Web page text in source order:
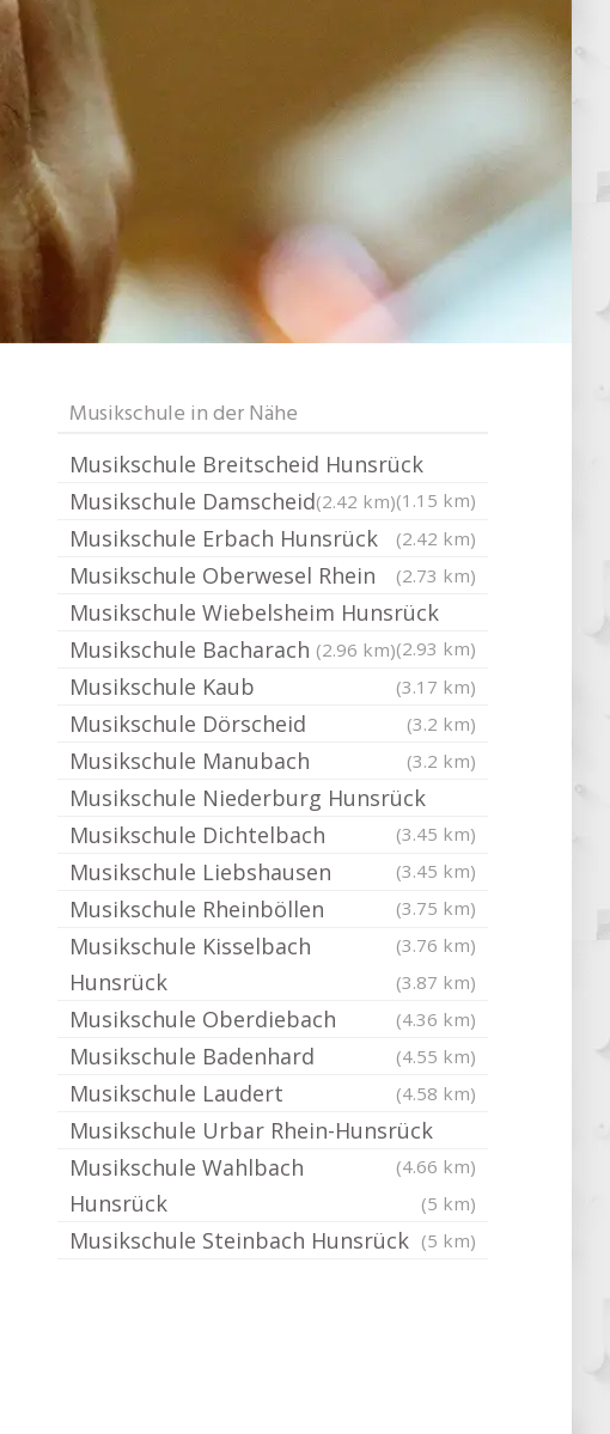
Musikschule in der Nähe
Musikschule Breitscheid Hunsrück
(1.15 km)
Musikschule Damscheid(2.42 km)
Musikschule Erbach Hunsrück (2.42 km)
Musikschule Oberwesel Rhein (2.73 km)
Musikschule Wiebelsheim Hunsrück
(2.93 km)
Musikschule Bacharach (2.96 km)
Musikschule Kaub (3.17 km)
Musikschule Dörscheid (3.2 km)
Musikschule Manubach (3.2 km)
Musikschule Niederburg Hunsrück
(3.45 km)
Musikschule Dichtelbach
(3.45 km)
Musikschule Liebshausen
(3.75 km)
Musikschule Rheinböllen
(3.76 km)
Musikschule Kisselbach
Hunsrück
(3.87 km)
Musikschule Oberdiebach (4.36 km)
Musikschule Badenhard (4.55 km)
Musikschule Laudert (4.58 km)
Musikschule Urbar Rhein-Hunsrück
(4.66 km)
Musikschule Wahlbach
Hunsrück
(5 km)
Musikschule Steinbach Hunsrück (5 km)